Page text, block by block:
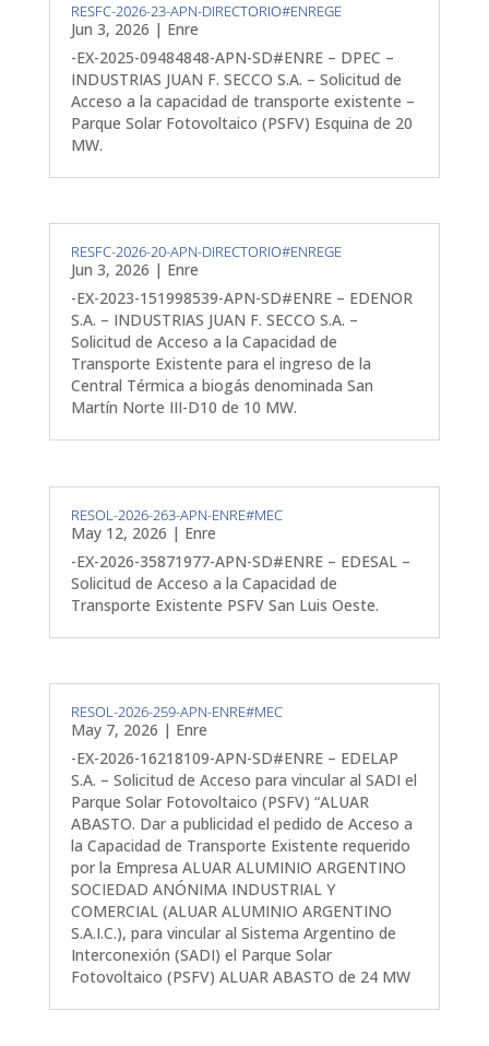
RESFC-2026-23-APN-DIRECTORIO#ENREGE
Jun 3, 2026 | Enre
-EX-2025-09484848-APN-SD#ENRE – DPEC –
INDUSTRIAS JUAN F. SECCO S.A. – Solicitud de
Acceso a la capacidad de transporte existente –
Parque Solar Fotovoltaico (PSFV) Esquina de 20
MW.
RESFC-2026-20-APN-DIRECTORIO#ENREGE
Jun 3, 2026 | Enre
-EX-2023-151998539-APN-SD#ENRE – EDENOR
S.A. – INDUSTRIAS JUAN F. SECCO S.A. –
Solicitud de Acceso a la Capacidad de
Transporte Existente para el ingreso de la
Central Térmica a biogás denominada San
Martín Norte III-D10 de 10 MW.
RESOL-2026-263-APN-ENRE#MEC
May 12, 2026 | Enre
-EX-2026-35871977-APN-SD#ENRE – EDESAL –
Solicitud de Acceso a la Capacidad de
Transporte Existente PSFV San Luis Oeste.
RESOL-2026-259-APN-ENRE#MEC
May 7, 2026 | Enre
-EX-2026-16218109-APN-SD#ENRE – EDELAP
S.A. – Solicitud de Acceso para vincular al SADI el
Parque Solar Fotovoltaico (PSFV) “ALUAR
ABASTO. Dar a publicidad el pedido de Acceso a
la Capacidad de Transporte Existente requerido
por la Empresa ALUAR ALUMINIO ARGENTINO
SOCIEDAD ANÓNIMA INDUSTRIAL Y
COMERCIAL (ALUAR ALUMINIO ARGENTINO
S.A.I.C.), para vincular al Sistema Argentino de
Interconexión (SADI) el Parque Solar
Fotovoltaico (PSFV) ALUAR ABASTO de 24 MW